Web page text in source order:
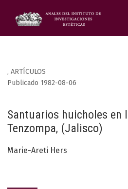
, ARTÍCULOS
Santuarios huicholes en
Tenzompa, (Jalisco)
Publicado 1982-08-06
Marie-Areti Hers